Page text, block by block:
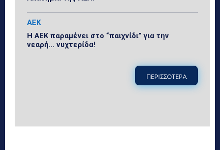
ΑΕΚ
Η ΑΕΚ παραμένει στο “παιχνίδι” για την
νεαρή… νυχτερίδα!
ΠΕΡΙΣΣΟΤΕΡΑ